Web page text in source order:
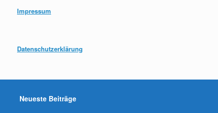
Impressum
Datenschutzerklärung
Neueste Beiträge